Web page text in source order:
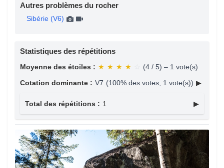
Autres problèmes du rocher
Sibérie (V6)
Statistiques des répétitions
Moyenne des étoiles : ★ ★ ★ ★
(4 / 5) – 1 vote(s)
Cotation dominante : V7 (100% des votes, 1 vote(s)) ▶
Total des répétitions : 1 ▶